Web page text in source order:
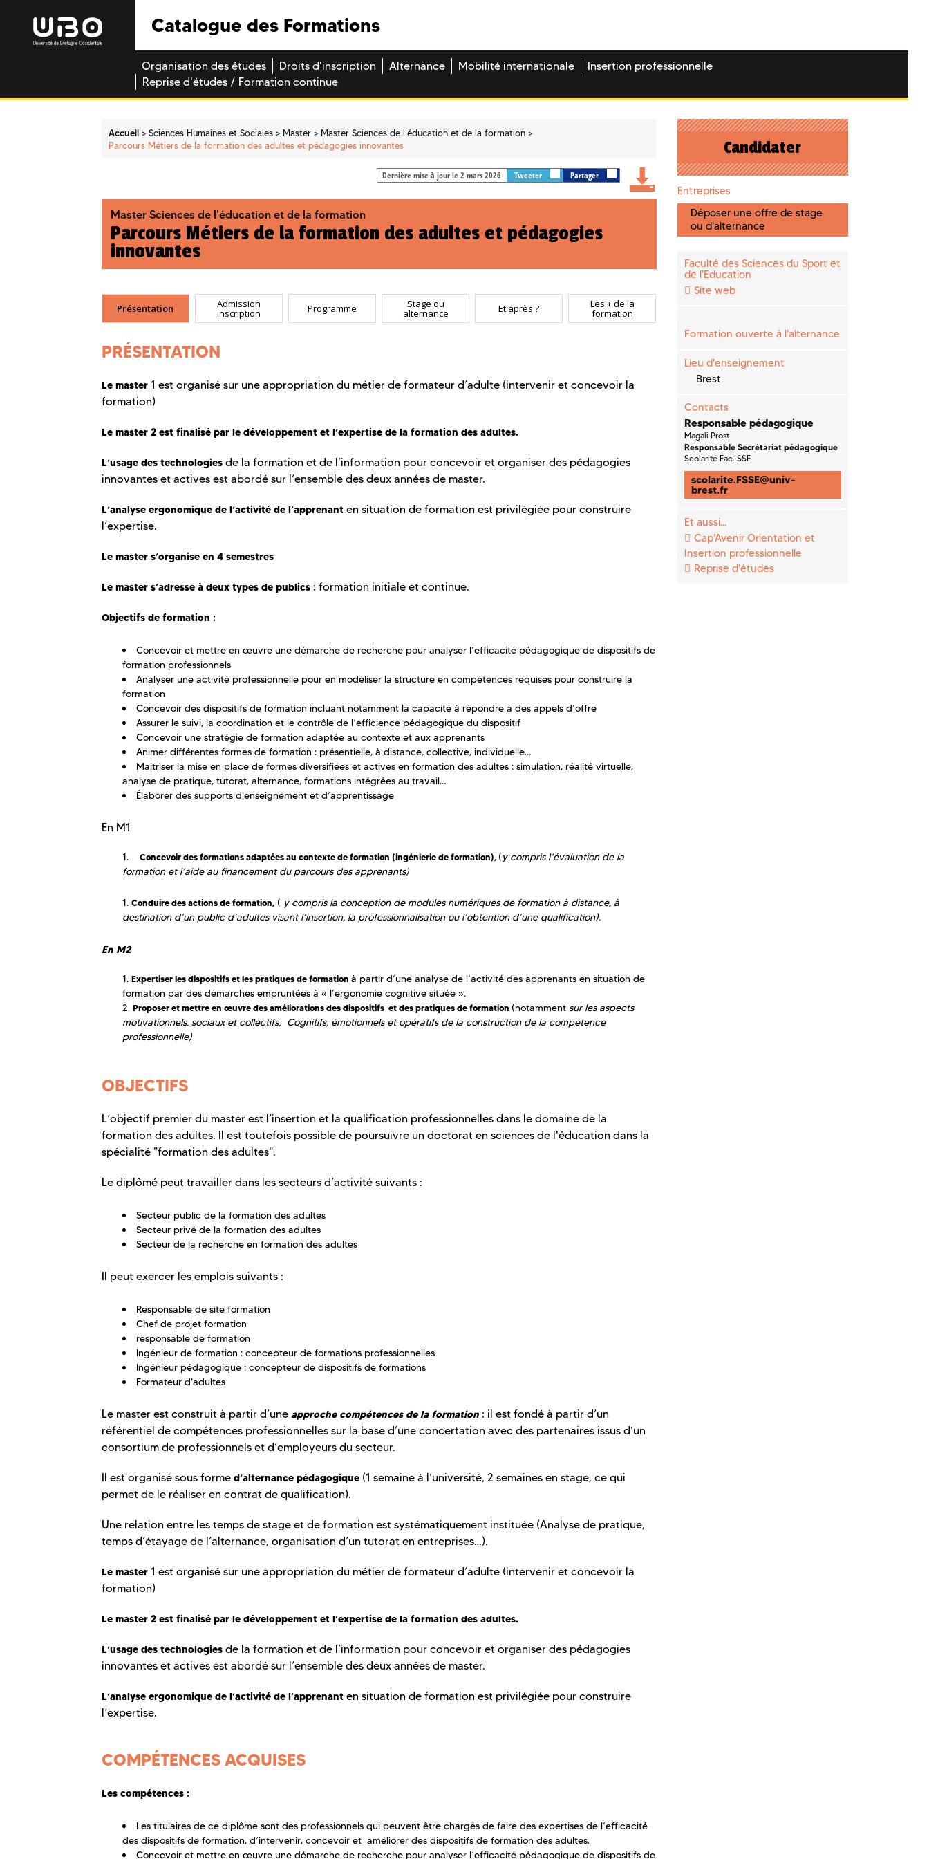
Catalogue des Formations
Organisation des études Droits d'inscription Alternance Mobilité internationale
Insertion professionnelle
Reprise d'études / Formation continue
Accueil Sciences Humaines et Sociales Master
Master Sciences de l'éducation et de la formation
Parcours Métiers de la formation des adultes et pédagogies innovantes
Dernière mise à jour le 2 mars 2026 Tweeter Partager
Master Sciences de l'éducation et de la formation
Parcours Métiers de la formation des adultes et pédagogies
innovantes
Présentation Admission
inscription Programme Stage ou
alternance Et après ? Les + de la
formation
PRÉSENTATION
Le master 1 est organisé sur une appropriation du métier de formateur d’adulte (intervenir et concevoir la
formation)
Le master 2 est finalisé par le développement et l’expertise de la formation des adultes.
L’usage des technologies de la formation et de l’information pour concevoir et organiser des pédagogies
innovantes et actives est abordé sur l’ensemble des deux années de master.
L’analyse ergonomique de l’activité de l’apprenant en situation de formation est privilégiée pour construire
l’expertise.
Le master s’organise en 4 semestres
Le master s’adresse à deux types de publics : formation initiale et continue.
Objectifs de formation :
Concevoir et mettre en œuvre une démarche de recherche pour analyser l’efficacité pédagogique de dispositifs de
formation professionnels
Analyser une activité professionnelle pour en modéliser la structure en compétences requises pour construire la
formation
Concevoir des dispositifs de formation incluant notamment la capacité à répondre à des appels d’offre
Assurer le suivi, la coordination et le contrôle de l’efficience pédagogique du dispositif
Concevoir une stratégie de formation adaptée au contexte et aux apprenants
Animer différentes formes de formation : présentielle, à distance, collective, individuelle…
Maitriser la mise en place de formes diversifiées et actives en formation des adultes : simulation, réalité virtuelle,
analyse de pratique, tutorat, alternance, formations intégrées au travail…
Élaborer des supports d'enseignement et d’apprentissage
En M1
Concevoir des formations adaptées au contexte de formation (ingénierie de formation), (y compris l’évaluation de la
formation et l’aide au financement du parcours des apprenants)
Conduire des actions de formation, ( y compris la conception de modules numériques de formation à distance, à
destination d’un public d’adultes visant l’insertion, la professionnalisation ou l’obtention d’une qualification).
En M2
Expertiser les dispositifs et les pratiques de formation à partir d’une analyse de l’activité des apprenants en situation de
formation par des démarches empruntées à « l’ergonomie cognitive située ».
Proposer et mettre en œuvre des améliorations des dispositifs et des pratiques de formation (notamment sur les aspects
motivationnels, sociaux et collectifs; Cognitifs, émotionnels et opératifs de la construction de la compétence
professionnelle)
OBJECTIFS
L’objectif premier du master est l’insertion et la qualification professionnelles dans le domaine de la
formation des adultes. Il est toutefois possible de poursuivre un doctorat en sciences de l'éducation dans la
spécialité "formation des adultes".
Le diplômé peut travailler dans les secteurs d’activité suivants :
Secteur public de la formation des adultes
Secteur privé de la formation des adultes
Secteur de la recherche en formation des adultes
Il peut exercer les emplois suivants :
Responsable de site formation
Chef de projet formation
responsable de formation
Ingénieur de formation : concepteur de formations professionnelles
Ingénieur pédagogique : concepteur de dispositifs de formations
Formateur d'adultes
Le master est construit à partir d’une approche compétences de la formation : il est fondé à partir d’un
référentiel de compétences professionnelles sur la base d’une concertation avec des partenaires issus d’un
consortium de professionnels et d’employeurs du secteur.
Il est organisé sous forme d’alternance pédagogique (1 semaine à l’université, 2 semaines en stage, ce qui
permet de le réaliser en contrat de qualification).
Une relation entre les temps de stage et de formation est systématiquement instituée (Analyse de pratique,
temps d’étayage de l’alternance, organisation d’un tutorat en entreprises…).
Le master 1 est organisé sur une appropriation du métier de formateur d’adulte (intervenir et concevoir la
formation)
Le master 2 est finalisé par le développement et l’expertise de la formation des adultes.
L’usage des technologies de la formation et de l’information pour concevoir et organiser des pédagogies
innovantes et actives est abordé sur l’ensemble des deux années de master.
L’analyse ergonomique de l’activité de l’apprenant en situation de formation est privilégiée pour construire
l’expertise.
COMPÉTENCES ACQUISES
Les compétences :
Les titulaires de ce diplôme sont des professionnels qui peuvent être chargés de faire des expertises de l’efficacité
des dispositifs de formation, d’intervenir, concevoir et améliorer des dispositifs de formation des adultes.
Concevoir et mettre en œuvre une démarche de recherche pour analyser l’efficacité pédagogique de dispositifs de
Candidater
Entreprises
Déposer une offre de stage
ou d'alternance
Faculté des Sciences du Sport et
de l'Education
Site web
Formation ouverte à l'alternance
Lieu d'enseignement
Brest
Contacts
Responsable pédagogique
Magali Prost
Responsable Secrétariat pédagogique
Scolarité Fac. SSE
scolarite.FSSE@univ-
brest.fr
Et aussi...
Cap'Avenir Orientation et
Insertion professionnelle
Reprise d'études